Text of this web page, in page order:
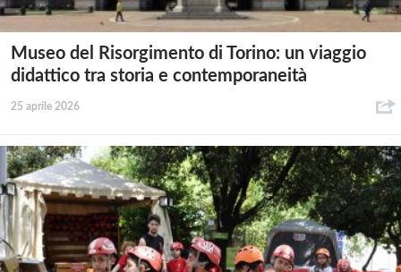
Museo del Risorgimento di Torino: un viaggio
didattico tra storia e contemporaneità
25 aprile 2026